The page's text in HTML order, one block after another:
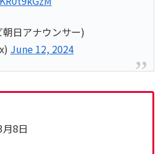
日アナウンサー)
June 12, 2024
8日